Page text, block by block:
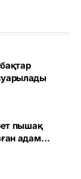
пышақ
адам